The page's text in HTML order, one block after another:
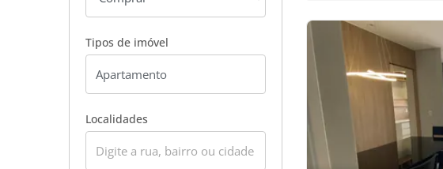
Tipos de imóvel
Localidades